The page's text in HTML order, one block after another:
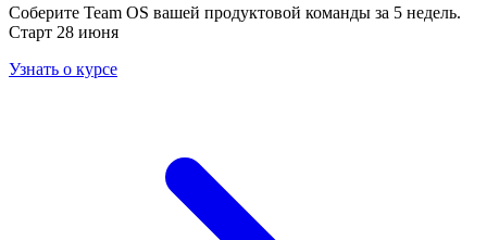
Соберите Team OS вашей продуктовой команды за 5 недель.
Старт 28 июня
Узнать о курсе